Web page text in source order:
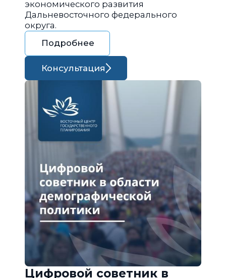
экономического развития
Дальневосточного федерального
округа.
Подробнее
Консультация
Цифровой советник в